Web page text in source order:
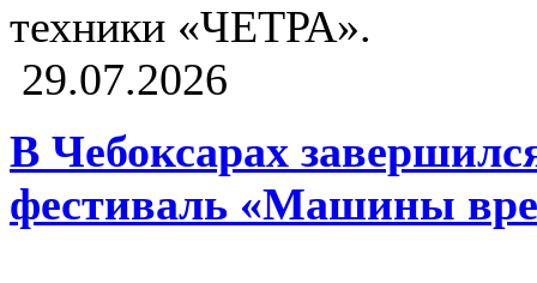
техники «ЧЕТРА».
29.07.2026
В Чебоксарах
фестиваль «Машины